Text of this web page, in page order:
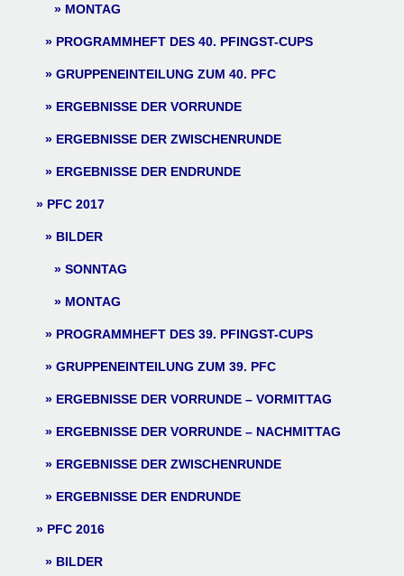
MONTAG
PROGRAMMHEFT DES 40. PFINGST-CUPS
GRUPPENEINTEILUNG ZUM 40. PFC
ERGEBNISSE DER VORRUNDE
ERGEBNISSE DER ZWISCHENRUNDE
ERGEBNISSE DER ENDRUNDE
PFC 2017
BILDER
SONNTAG
MONTAG
PROGRAMMHEFT DES 39. PFINGST-CUPS
GRUPPENEINTEILUNG ZUM 39. PFC
ERGEBNISSE DER VORRUNDE – VORMITTAG
ERGEBNISSE DER VORRUNDE – NACHMITTAG
ERGEBNISSE DER ZWISCHENRUNDE
ERGEBNISSE DER ENDRUNDE
PFC 2016
BILDER